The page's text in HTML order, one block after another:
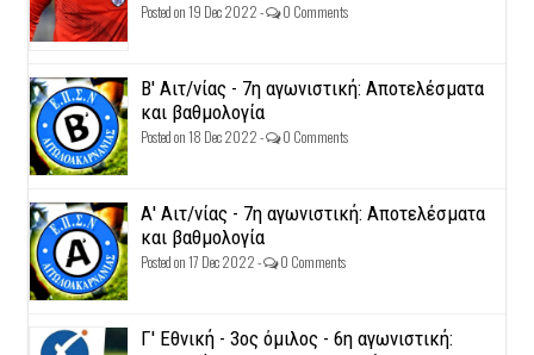
Posted on 19 Dec 2022 - 0 Comments
Β' Αιτ/νίας - 7η αγωνιστική: Αποτελέσματα
και βαθμολογία
Posted on 18 Dec 2022 - 0 Comments
Α' Αιτ/νίας - 7η αγωνιστική: Αποτελέσματα
και βαθμολογία
Posted on 17 Dec 2022 - 0 Comments
Γ' Εθνική - 3ος όμιλος - 6η αγωνιστική: